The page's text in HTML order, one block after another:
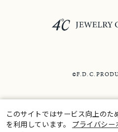
このサイトではサービス向上のた
を利用しています。 プライバシー